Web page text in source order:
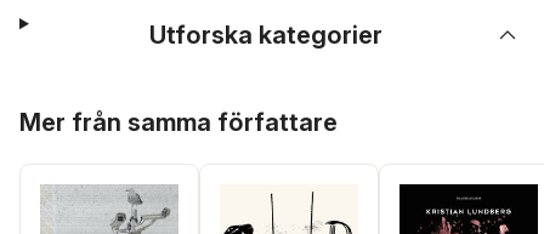
Utforska kategorier
Mer från samma författare